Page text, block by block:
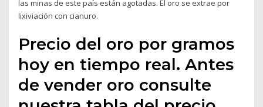
las minas de este país están agotadas. El oro se extrae por
lixiviación con cianuro.
Precio del oro por gramos
hoy en tiempo real. Antes
de vender oro consulte